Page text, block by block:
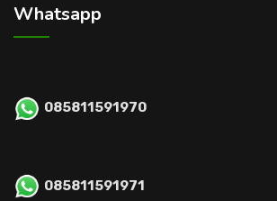
Whatsapp
085811591970
085811591971